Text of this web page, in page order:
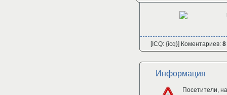
[ICQ: {icq}] Коментариев: 8
Информация
Посетители,